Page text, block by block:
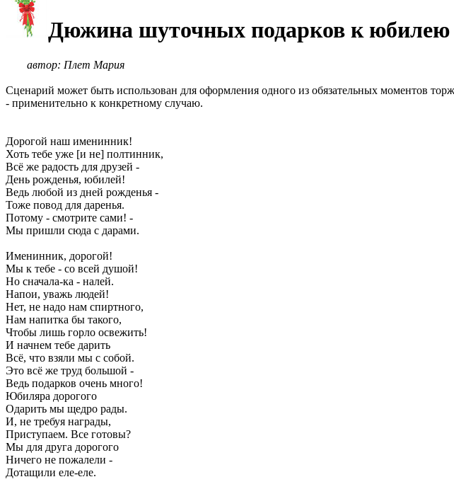
Дюжина шуточных подарков к юбилею
автор: Плет Мария
Сценарий может быть использован для оформления одного из обязательных моментов
- применительно к конкретному случаю.
Дорогой наш именинник!
Хоть тебе уже [и не] полтинник,
Всё же радость для друзей -
День рожденья, юбилей!
Ведь любой из дней рожденья -
Тоже повод для даренья.
Потому - смотрите сами! -
Мы пришли сюда с дарами.
Именинник, дорогой!
Мы к тебе - со всей душой!
Но сначала-ка - налей.
Напои, уважь людей!
Нет, не надо нам спиртного,
Нам напитка бы такого,
Чтобы лишь горло освежить!
И начнем тебе дарить
Всё, что взяли мы с собой.
Это всё же труд большой -
Ведь подарков очень много!
Юбиляра дорогого
Одарить мы щедро рады.
И, не требуя награды,
Приступаем. Все готовы?
Мы для друга дорогого
Ничего не пожалели -
Дотащили еле-еле.